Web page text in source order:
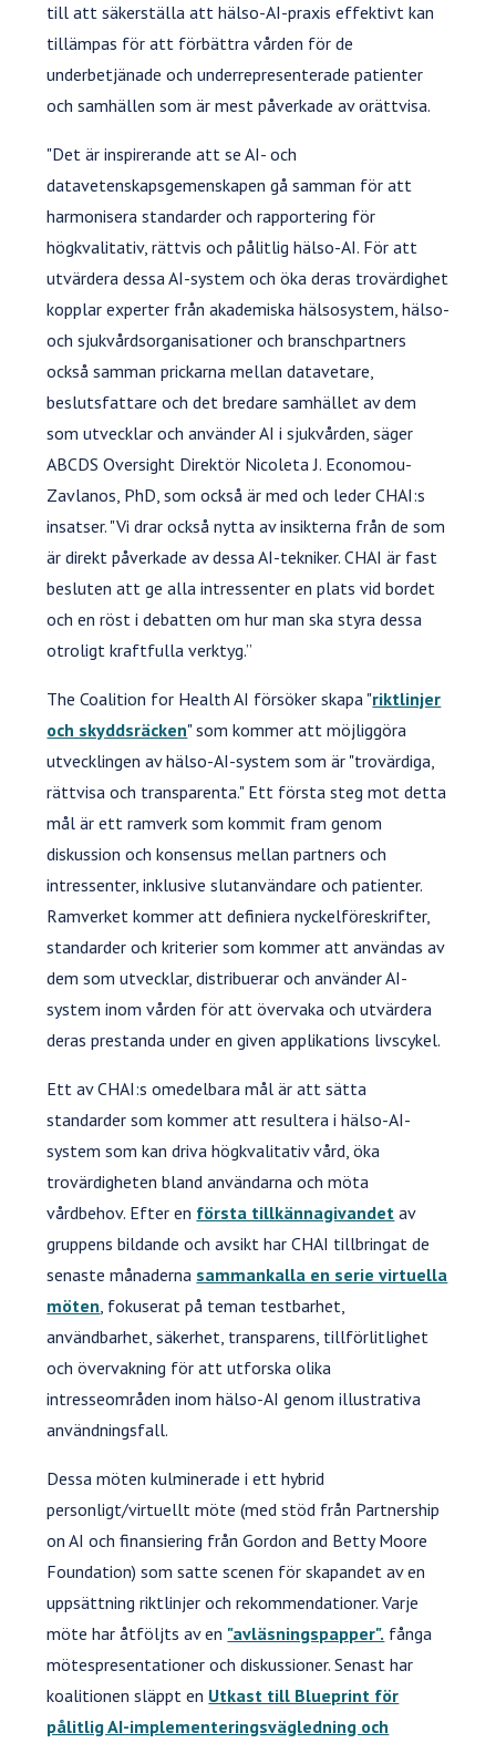
till att säkerställa att hälso-AI-praxis effektivt kan
tillämpas för att förbättra vården för de
underbetjänade och underrepresenterade patienter
och samhällen som är mest påverkade av orättvisa.
"Det är inspirerande att se AI- och
datavetenskapsgemenskapen gå samman för att
harmonisera standarder och rapportering för
högkvalitativ, rättvis och pålitlig hälso-AI. För att
utvärdera dessa AI-system och öka deras trovärdighet
kopplar experter från akademiska hälsosystem, hälso-
och sjukvårdsorganisationer och branschpartners
också samman prickarna mellan datavetare,
beslutsfattare och det bredare samhället av dem
som utvecklar och använder AI i sjukvården, säger
ABCDS Oversight Direktör Nicoleta J. Economou-
Zavlanos, PhD, som också är med och leder CHAI:s
insatser. "Vi drar också nytta av insikterna från de som
är direkt påverkade av dessa AI-tekniker. CHAI är fast
besluten att ge alla intressenter en plats vid bordet
och en röst i debatten om hur man ska styra dessa
otroligt kraftfulla verktyg.”
The Coalition for Health AI försöker skapa "riktlinjer
och skyddsräcken" som kommer att möjliggöra
utvecklingen av hälso-AI-system som är "trovärdiga,
rättvisa och transparenta." Ett första steg mot detta
mål är ett ramverk som kommit fram genom
diskussion och konsensus mellan partners och
intressenter, inklusive slutanvändare och patienter.
Ramverket kommer att definiera nyckelföreskrifter,
standarder och kriterier som kommer att användas av
dem som utvecklar, distribuerar och använder AI-
system inom vården för att övervaka och utvärdera
deras prestanda under en given applikations livscykel.
Ett av CHAI:s omedelbara mål är att sätta
standarder som kommer att resultera i hälso-AI-
system som kan driva högkvalitativ vård, öka
trovärdigheten bland användarna och möta
vårdbehov. Efter en första tillkännagivandet av
gruppens bildande och avsikt har CHAI tillbringat de
senaste månaderna sammankalla en serie virtuella
möten, fokuserat på teman testbarhet,
användbarhet, säkerhet, transparens, tillförlitlighet
och övervakning för att utforska olika
intresseområden inom hälso-AI genom illustrativa
användningsfall.
Dessa möten kulminerade i ett hybrid
personligt/virtuellt möte (med stöd från Partnership
on AI och finansiering från Gordon and Betty Moore
Foundation) som satte scenen för skapandet av en
uppsättning riktlinjer och rekommendationer. Varje
möte har åtföljts av en "avläsningspapper". fånga
mötespresentationer och diskussioner. Senast har
koalitionen släppt en Utkast till Blueprint för
pålitlig AI-implementeringsvägledning och